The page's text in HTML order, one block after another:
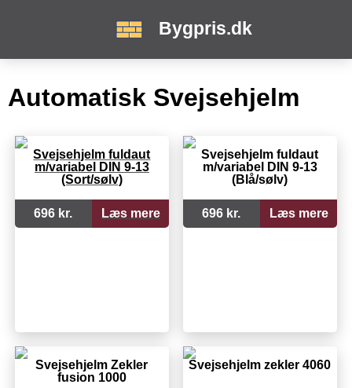
Bygpris.dk
Automatisk Svejsehjelm
Svejsehjelm fuldaut
m/variabel DIN 9-13
(Sort/sølv)
696 kr. Læs mere
Svejsehjelm fuldaut
m/variabel DIN 9-13
(Blå/sølv)
696 kr. Læs mere
Svejsehjelm Zekler
fusion 1000
Svejsehjelm zekler 4060